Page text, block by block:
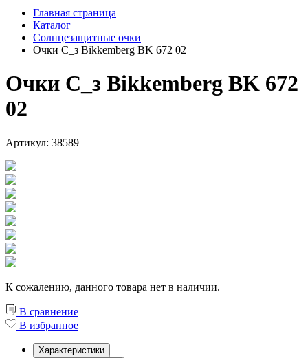
Главная страница
Каталог
Солнцезащитные очки
Очки С_з Bikkemberg BK 672 02
Очки С_з Bikkemberg BK 672
02
Артикул: 38589
К сожалению, данного товара нет в наличии.
В сравнение
В избранное
Характеристики